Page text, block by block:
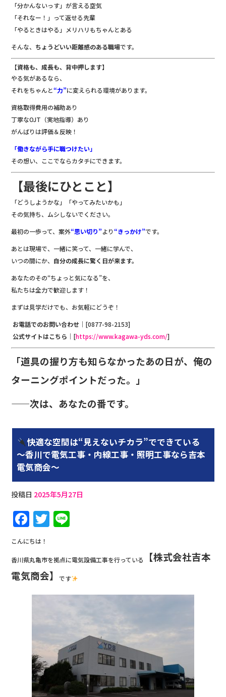
‍「分かんないっす」が言える空気
‍「それなー！」って返せる先輩
「やるときはやる」メリハリもちゃんとある
そんな、 ちょうどいい距離感のある職場です。
【資格も、成長も、背中押します】
やる気があるなら、
それをちゃんと“力”に変えられる環境があります。
資格取得費用の補助あり
丁寧なOJT（実地指導）あり
がんばりは評価＆反映！
「働きながら手に職つけたい」
その想い、ここでならカタチにできます。
【最後にひとこと】
「どうしようかな」「やってみたいかも」
その気持ち、ムシしないでください。
最初の一歩って、案外“思い切り”より“きっかけ”です。
あとは現場で、一緒に笑って、一緒に学んで、
いつの間にか、 自分の成長に驚く日が来ます。
あなたのその“ちょっと気になる”を、
私たちは全力で歓迎します！
まずは見学だけでも、お気軽にどうぞ！
お電話でのお問い合わせ ｜[0877-98-2153]
公式サイトはこちら ｜[https://www.kagawa-yds.com/]
「道具の握り方も知らなかったあの日が、俺の
ターニングポイントだった。」
——次は、あなたの番です。
快適な空間は“見えないチカラ”でできている
～香川で電気工事・内線工事・照明工事なら吉本
電気商会～
投稿日 2025年5月27日
F
a
c
e
b
o
k
T
w
it
te
r
e
こんにちは！
香川県丸亀市を拠点に電気設備工事を行っている
【株式会社吉本
電気商会】です